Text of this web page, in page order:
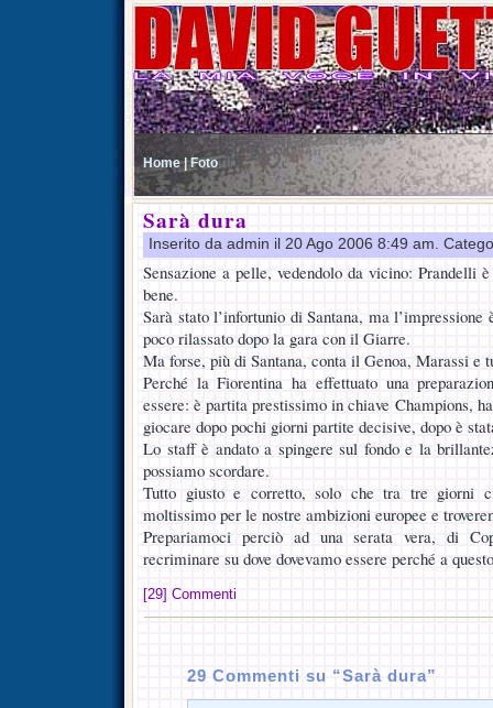
Home | Foto
Sarà dura
Inserito da admin il 20 Ago 2006 8:49 am.
Sensazione a pelle, vedendolo da vicino: Prandelli
bene.
Sarà stato l’infortunio di Santana, ma
poco rilassato dopo la gara con il Giarre.
Ma forse, più di Santana, conta il Genoa, Marassi e
Perché la Fiorentina ha effettuato una
essere: è partita prestissimo in chiave Champions,
giocare dopo pochi giorni partite decisive, dopo è
Lo staff è andato a spingere sul fondo e la
possiamo scordare.
Tutto giusto e corretto, solo che tra tre giorni
moltissimo per le nostre ambizioni europee e
Prepariamoci perciò ad una serata vera, di
recriminare su dove dovevamo essere perché a
[29] Commenti
29 Commenti su “Sarà dura”